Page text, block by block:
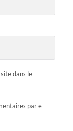
dans le
par e-